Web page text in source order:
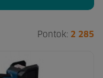
Pontok: 2 285